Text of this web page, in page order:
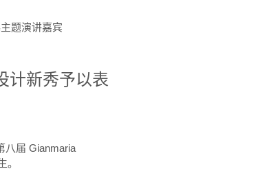
题演讲嘉宾
计新秀予以表
八届 Gianmaria
。